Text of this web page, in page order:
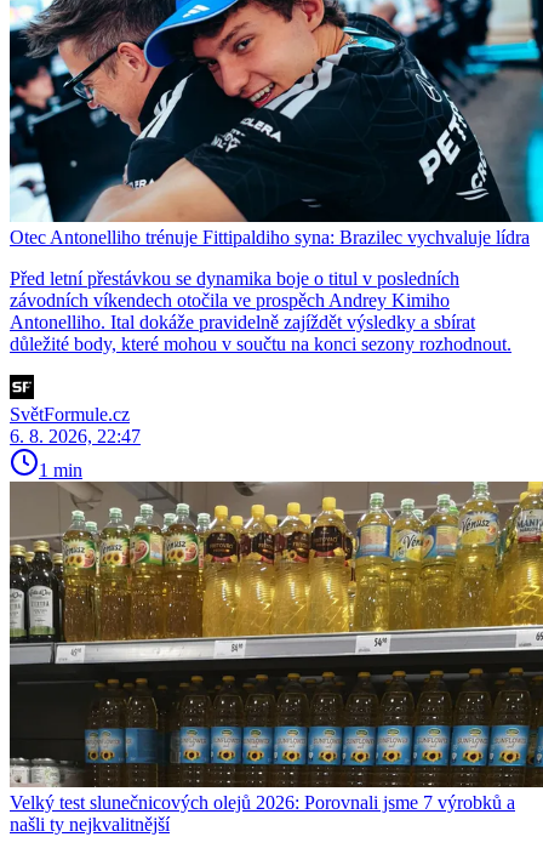
Otec Antonelliho trénuje Fittipaldiho syna: Brazilec vychvaluje lídra
Před letní přestávkou se dynamika boje o titul v posledních
závodních víkendech otočila ve prospěch Andrey Kimiho
Antonelliho. Ital dokáže pravidelně zajíždět výsledky a sbírat
důležité body, které mohou v součtu na konci sezony rozhodnout.
SvětFormule.cz
6. 8. 2026, 22:47
1 min
Velký test slunečnicových olejů 2026: Porovnali jsme 7 výrobků a
našli ty nejkvalitnější